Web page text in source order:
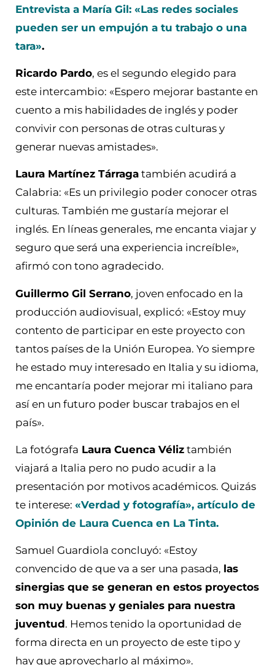
Entrevista a María Gil: «Las redes sociales
pueden ser un empujón a tu trabajo o una
tara».
Ricardo Pardo, es el segundo elegido para
este intercambio: «Espero mejorar bastante en
cuento a mis habilidades de inglés y poder
convivir con personas de otras culturas y
generar nuevas amistades».
Laura Martínez Tárraga también acudirá a
Calabria: «Es un privilegio poder conocer otras
culturas. También me gustaría mejorar el
inglés. En líneas generales, me encanta viajar y
seguro que será una experiencia increíble»,
afirmó con tono agradecido.
Guillermo Gil Serrano, joven enfocado en la
producción audiovisual, explicó: «Estoy muy
contento de participar en este proyecto con
tantos países de la Unión Europea. Yo siempre
he estado muy interesado en Italia y su idioma,
me encantaría poder mejorar mi italiano para
así en un futuro poder buscar trabajos en el
país».
La fotógrafa Laura Cuenca Véliz también
viajará a Italia pero no pudo acudir a la
presentación por motivos académicos. Quizás
te interese: «Verdad y fotografía», artículo de
Opinión de Laura Cuenca en La Tinta.
Samuel Guardiola concluyó: «Estoy
convencido de que va a ser una pasada, las
sinergias que se generan en estos proyectos
son muy buenas y geniales para nuestra
juventud. Hemos tenido la oportunidad de
forma directa en un proyecto de este tipo y
hay que aprovecharlo al máximo».